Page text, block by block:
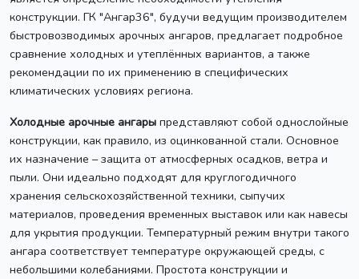
конструкции. ГК "Ангар36", будучи ведущим производителем
быстровозводимых арочных ангаров, предлагает подробное
сравнение холодных и утеплённых вариантов, а также
рекомендации по их применению в специфических
климатических условиях региона.
Холодные арочные ангары представляют собой однослойные
конструкции, как правило, из оцинкованной стали. Основное
их назначение – защита от атмосферных осадков, ветра и
пыли. Они идеально подходят для круглогодичного
хранения сельскохозяйственной техники, сыпучих
материалов, проведения временных выставок или как навесы
для укрытия продукции. Температурный режим внутри такого
ангара соответствует температуре окружающей среды, с
небольшими колебаниями. Простота конструкции и